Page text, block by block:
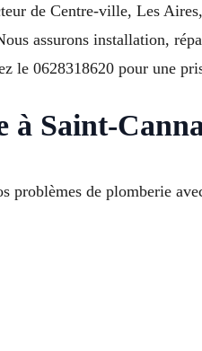
de Centre-ville, Les
assurons installation,
le 0628318620 pour une
Saint-
de plomberie